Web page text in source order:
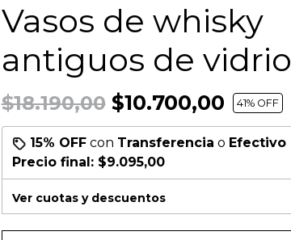
Vasos de whisky
antiguos de vidrio
$18.190,00$10.700,00 41% OFF
15% OFFcon Transferencia o Efectivo
Precio final: $9.095,00
Ver cuotas y descuentos